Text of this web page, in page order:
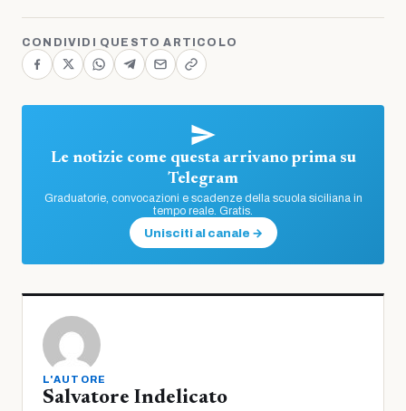
CONDIVIDI QUESTO ARTICOLO
Le notizie come questa arrivano prima su
Telegram
Graduatorie, convocazioni e scadenze della scuola siciliana in
tempo reale. Gratis.
Unisciti al canale →
L'AUTORE
Salvatore Indelicato